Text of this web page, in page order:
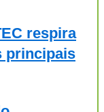
respira
principais